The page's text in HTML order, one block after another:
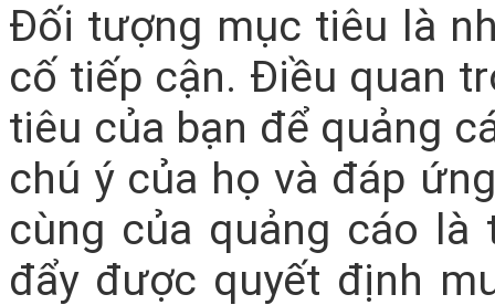
Đối tượng mục tiêu là
cố tiếp cận. Điều quan
tiêu của bạn để quảng
chú ý của họ và đáp
cùng của quảng cáo
đẩy được quyết định